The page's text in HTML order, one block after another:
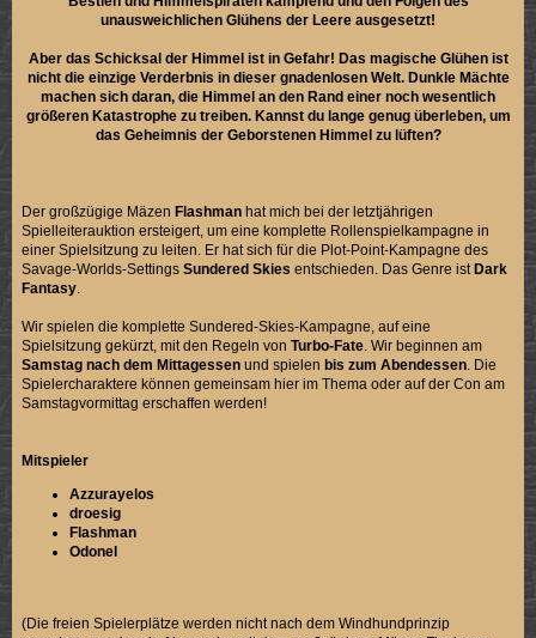
unausweichlichen Glühens der Leere ausgesetzt!
Aber das Schicksal der Himmel ist in Gefahr! Das magische Glühen ist
nicht die einzige Verderbnis in dieser gnadenlosen Welt. Dunkle Mächte
machen sich daran, die Himmel an den Rand einer noch wesentlich
größeren Katastrophe zu treiben. Kannst du lange genug überleben, um
das Geheimnis der Geborstenen Himmel zu lüften?
Der großzügige MäzenFlashman hat mich bei der letztjährigen
Spielleiterauktion ersteigert, um eine komplette Rollenspielkampagne in
einer Spielsitzung zu leiten. Er hat sich für die Plot-Point-Kampagne des
Savage-Worlds-SettingsSundered Skies entschieden. Das Genre istDark
Fantasy.
Wir spielen die komplette Sundered-Skies-Kampagne, auf eine
Spielsitzung gekürzt, mit den Regeln vonTurbo-Fate. Wir beginnen am
Samstag nach dem Mittagessen und spielenbis zum Abendessen. Die
Spielercharaktere können gemeinsam hier im Thema oder auf der Con am
Samstagvormittag erschaffen werden!
Mitspieler
Azzurayelos
droesig
Flashman
Odonel
(Die freien Spielerplätze werden nicht nach dem Windhundprinzip